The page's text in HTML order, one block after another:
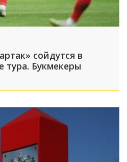
сойдутся в
тура. Букмекеры